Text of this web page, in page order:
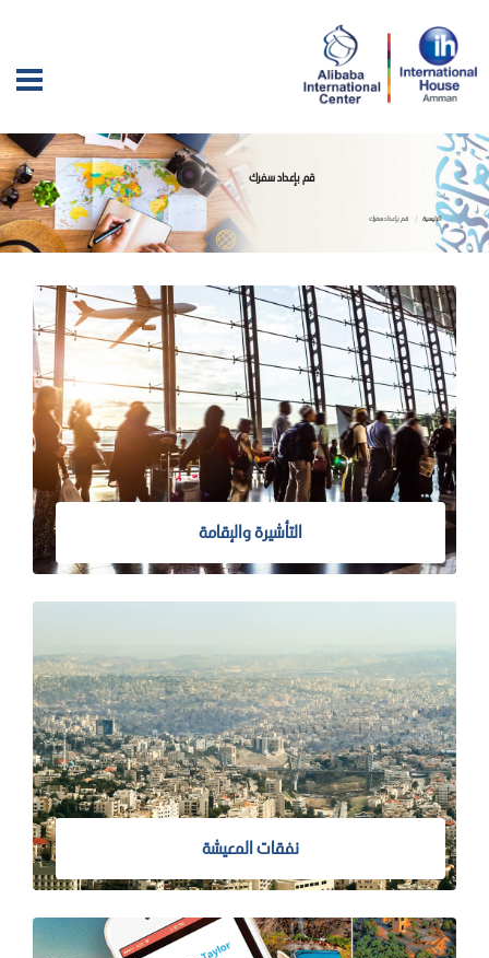
قم بإعداد سفرك
الرئيسية قم بإعداد سفرك
التأشيرة والإقامة
نفقات المعيشة